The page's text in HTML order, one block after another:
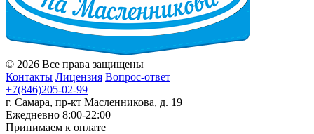
© 2026 Все права защищены
Контакты Лицензия Вопрос-ответ
+7(846)205-02-99
г. Самара, пр-кт Масленникова, д. 19
Ежедневно 8:00-22:00
Принимаем к оплате